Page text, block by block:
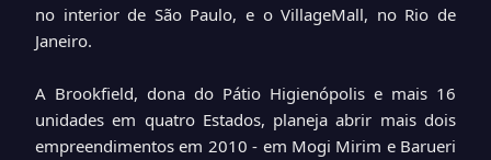
no interior de São Paulo, e o VillageMall, no Rio de
Janeiro.
A Brookfield, dona do Pátio Higienópolis e mais 16
unidades em quatro Estados, planeja abrir mais dois
empreendimentos em 2010 - em Mogi Mirim e Barueri